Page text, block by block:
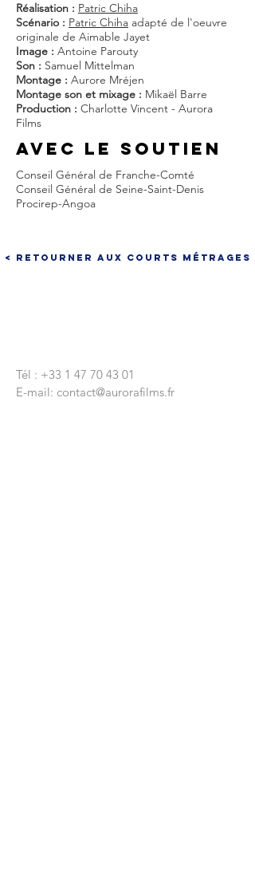
Réalisation : Patric Chiha
Scénario : Patric Chiha adapté de l'oeuvre
originale de Aimable Jayet
Image : Antoine Parouty
Son : Samuel Mittelman
Montage : Aurore Mréjen
Montage son et mixage : Mikaël Barre
Production : Charlotte Vincent - Aurora
Films
AVEC LE SOUTIEN
Conseil Général de Franche-Comté
Conseil Général de Seine-Saint-Denis
Procirep-Angoa
< Retourner aux courts métrages
Tél : +33 1 47 70 43 01
E-mail: contact@aurorafilms.fr